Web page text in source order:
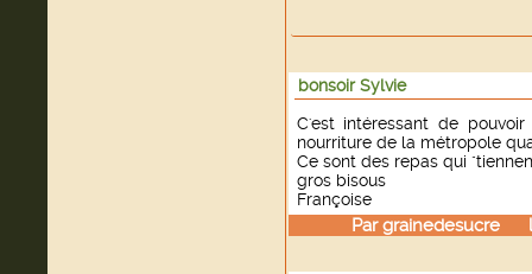
bonsoir Sylvie
C'est intéressant de
nourriture de la métropole
Ce sont des repas qui
gros bisous
Françoise
Pargrainedesucrele